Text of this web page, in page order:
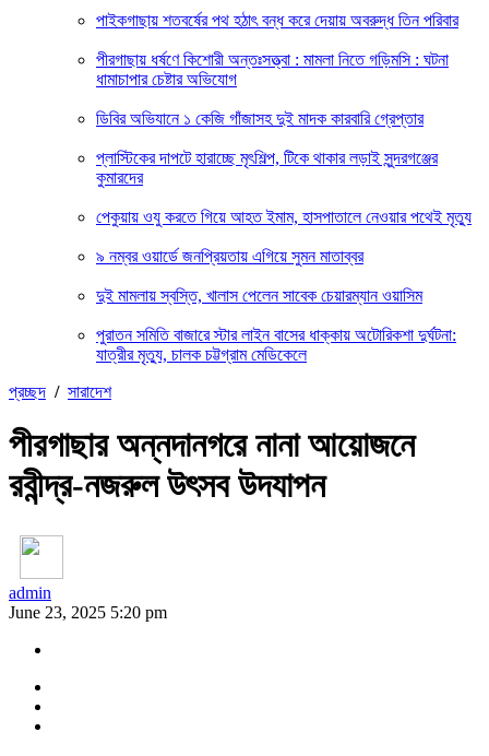
পাইকগাছায় শতবর্ষের পথ হঠাৎ বন্ধ করে দেয়ায় অবরুদ্ধ তিন পরিবার
পীরগাছায় ধর্ষণে কিশোরী অন্তঃসত্ত্বা : মামলা নিতে গড়িমসি : ঘটনা
ধামাচাপার চেষ্টার অভিযোগ
ডিবির অভিযানে ১ কেজি গাঁজাসহ দুই মাদক কারবারি গ্রেপ্তার
প্লাস্টিকের দাপটে হারাচ্ছে মৃৎশিল্প, টিকে থাকার লড়াই সুন্দরগঞ্জের
কুমারদের
পেকুয়ায় ওযু করতে গিয়ে আহত ইমাম, হাসপাতালে নেওয়ার পথেই মৃত্যু
৯ নম্বর ওয়ার্ডে জনপ্রিয়তায় এগিয়ে সুমন মাতাব্বর
দুই মামলায় স্বস্তি, খালাস পেলেন সাবেক চেয়ারম্যান ওয়াসিম
পুরাতন সমিতি বাজারে স্টার লাইন বাসের ধাক্কায় অটোরিকশা দুর্ঘটনা:
যাত্রীর মৃত্যু, চালক চট্টগ্রাম মেডিকেলে
প্রচ্ছদ / সারাদেশ
পীরগাছার অন্নদানগরে নানা আয়োজনে
রবীন্দ্র-নজরুল উৎসব উদযাপন
admin
June 23, 2025 5:20 pm